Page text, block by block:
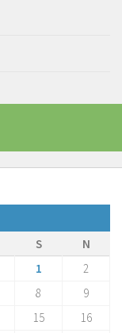
S
N
1
2
8
9
15
16